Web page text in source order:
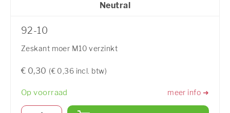
Neutral
92-10
Zeskant moer M10 verzinkt
€ 0,30 (€ 0,36 incl. btw)
Op voorraad meer info ➜